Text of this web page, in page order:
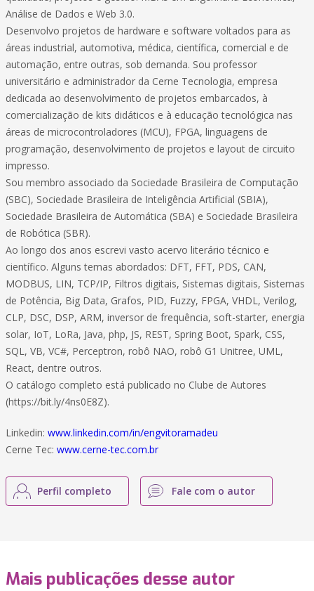
Análise de Dados e Web 3.0.
Desenvolvo projetos de hardware e software voltados para as
áreas industrial, automotiva, médica, científica, comercial e de
automação, entre outras, sob demanda. Sou professor
universitário e administrador da Cerne Tecnologia, empresa
dedicada ao desenvolvimento de projetos embarcados, à
comercialização de kits didáticos e à educação tecnológica nas
áreas de microcontroladores (MCU), FPGA, linguagens de
programação, desenvolvimento de projetos e layout de circuito
impresso.
Sou membro associado da Sociedade Brasileira de Computação
(SBC), Sociedade Brasileira de Inteligência Artificial (SBIA),
Sociedade Brasileira de Automática (SBA) e Sociedade Brasileira
de Robótica (SBR).
Ao longo dos anos escrevi vasto acervo literário técnico e
científico. Alguns temas abordados: DFT, FFT, PDS, CAN,
MODBUS, LIN, TCP/IP, Filtros digitais, Sistemas digitais, Sistemas
de Potência, Big Data, Grafos, PID, Fuzzy, FPGA, VHDL, Verilog,
CLP, DSC, DSP, ARM, inversor de frequência, soft-starter, energia
solar, IoT, LoRa, Java, php, JS, REST, Spring Boot, Spark, CSS,
SQL, VB, VC#, Perceptron, robô NAO, robô G1 Unitree, UML,
React, dentre outros.
O catálogo completo está publicado no Clube de Autores
(https://bit.ly/4ns0E8Z).
Linkedin: www.linkedin.com/in/engvitoramadeu
Cerne Tec: www.cerne-tec.com.br
Perfil completo Fale com o autor
Mais publicações desse autor